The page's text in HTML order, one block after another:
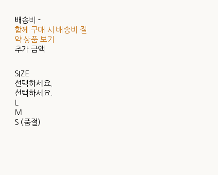
배송비 -
함께 구매 시 배송비 절
약 상품 보기
추가 금액
SIZE
선택하세요.
선택하세요.
M
S (품절)